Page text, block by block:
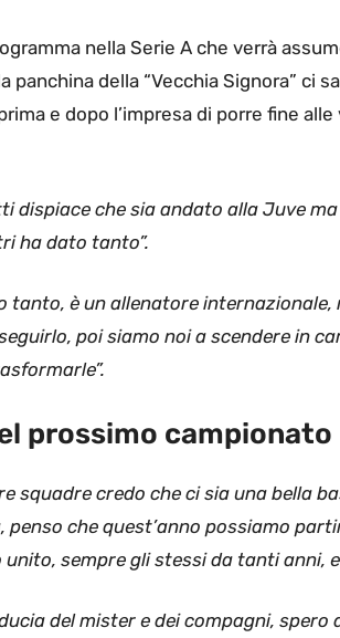
nella Serie A che verrà
panchina della “Vecchia Signora” ci
e dopo l’impresa di porre fine
dispiace che sia andato alla Juve
ha dato tanto”.
tanto, è un allenatore internazionale,
poi siamo noi a scendere in
prossimo campionato
squadre credo che ci sia una bella
penso che quest’anno possiamo
sempre gli stessi da tanti anni,
del mister e dei compagni,